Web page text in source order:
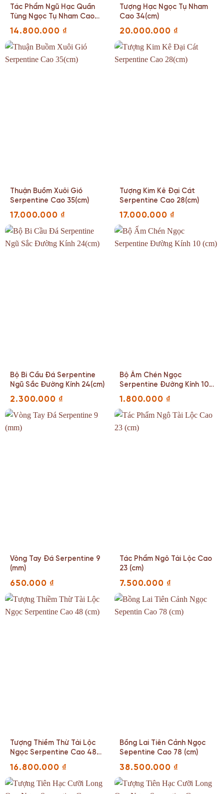
Tác Phẩm Ngũ Hạc Quần
Tùng Ngọc Tụ Nham Cao
24(cm)
14.800.000 ₫
Tượng Hạc Ngọc Tụ Nham
Cao 34(cm)
20.000.000 ₫
Thuận Buồm Xuôi Gió
Serpentine Cao 35(cm)
17.000.000 ₫
Tượng Kim Kê Đại Cát
Serpentine Cao 28(cm)
17.000.000 ₫
Bộ Bi Cầu Đá Serpentine
Ngũ Sắc Đường Kính 24(cm)
2.300.000 ₫
Bộ Ấm Chén Ngọc
Serpentine Đường Kính 10
(cm)
1.800.000 ₫
Vòng Tay Đá Serpentine 9
(mm)
650.000 ₫
Tác Phẩm Ngô Tài Lộc Cao
23 (cm)
7.500.000 ₫
Tượng Thiềm Thừ Tài Lộc
Ngọc Serpentine Cao 48
(cm)
16.800.000 ₫
Bồng Lai Tiên Cảnh Ngọc
Sepentine Cao 78 (cm)
38.500.000 ₫